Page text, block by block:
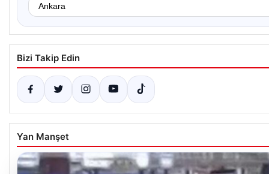
Bizi Takip Edin
Yan Manşet